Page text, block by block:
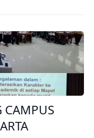
CAMPUS